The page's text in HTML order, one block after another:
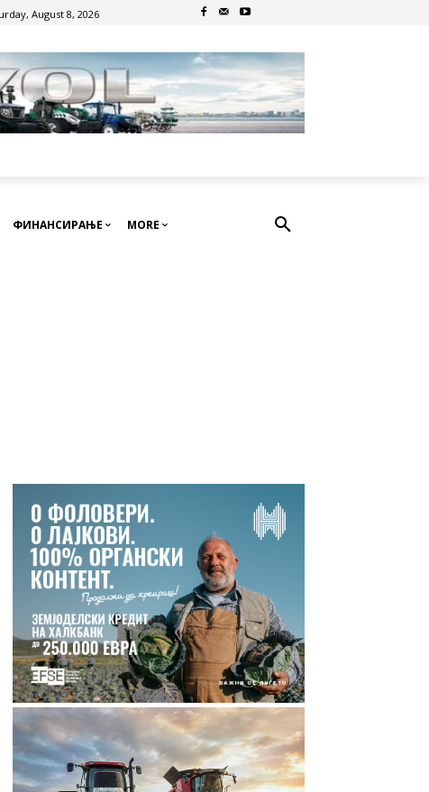
August 8, 2026
ФИНАНСИРАЊЕ MORE